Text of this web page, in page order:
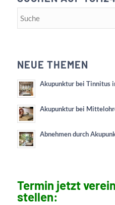
NEUE THEMEN
Akupunktur bei Tinnitus
Akupunktur bei
Abnehmen durch
Termin jetzt
stellen: